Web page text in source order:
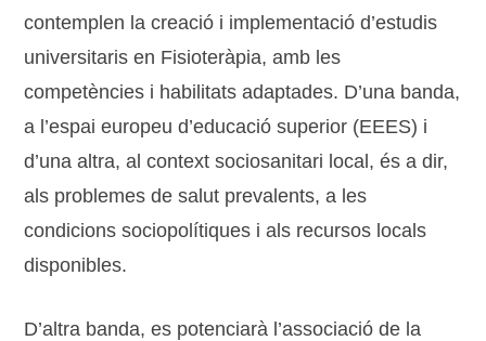
contemplen la creació i implementació d’estudis
universitaris en Fisioteràpia, amb les
competències i habilitats adaptades. D’una banda,
a l’espai europeu d’educació superior (EEES) i
d’una altra, al context sociosanitari local, és a dir,
als problemes de salut prevalents, a les
condicions sociopolítiques i als recursos locals
disponibles.
D’altra banda, es potenciarà l’associació de la